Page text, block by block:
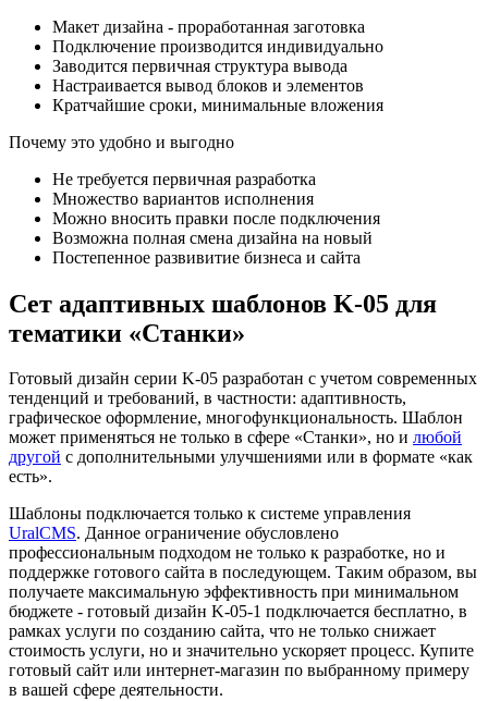
Макет дизайна - проработанная заготовка
Подключение производится индивидуально
Заводится первичная структура вывода
Настраивается вывод блоков и элементов
Кратчайшие сроки, минимальные вложения
Почему это удобно и выгодно
Не требуется первичная разработка
Множество вариантов исполнения
Можно вносить правки после подключения
Возможна полная смена дизайна на новый
Постепенное развивитие бизнеса и сайта
Сет адаптивных шаблонов K-05 для
тематики «Станки»
Готовый дизайн серии K-05 разработан с учетом современных
тенденций и требований, в частности: адаптивность,
графическое оформление, многофункциональность. Шаблон
может применяться не только в сфере «Станки», но и любой
другой с дополнительными улучшениями или в формате «как
есть».
Шаблоны подключается только к системе управления
UralCMS. Данное ограничение обусловлено
профессиональным подходом не только к разработке, но и
поддержке готового сайта в последующем. Таким образом, вы
получаете максимальную эффективность при минимальном
бюджете - готовый дизайн K-05-1 подключается бесплатно, в
рамках услуги по созданию сайта, что не только снижает
стоимость услуги, но и значительно ускоряет процесс. Купите
готовый сайт или интернет-магазин по выбранному примеру
в вашей сфере деятельности.